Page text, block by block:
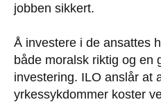
jobben sikkert.
Å investere i de ansattes
både moralsk riktig og en
investering. ILO anslår at
yrkessykdommer koster